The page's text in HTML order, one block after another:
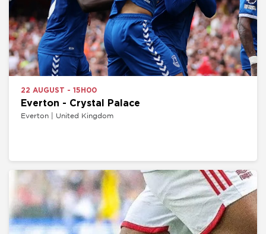
22 AUGUST - 15H00
Everton - Crystal Palace
Everton | United Kingdom